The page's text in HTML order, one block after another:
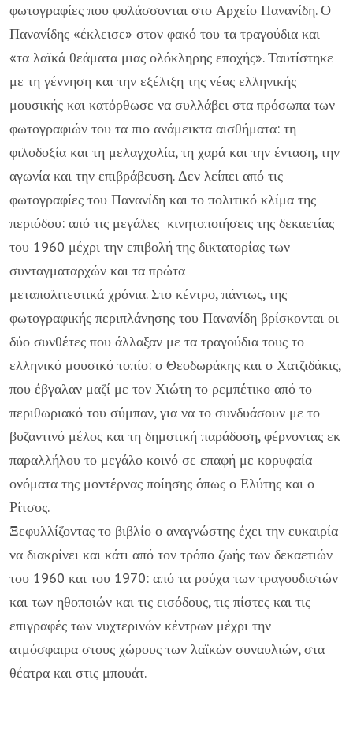
φωτογραφίες που φυλάσσονται στο Αρχείο Πανανίδη. Ο
Πανανίδης «έκλεισε» στον φακό του τα τραγούδια και
«τα λαϊκά θεάματα μιας ολόκληρης εποχής». Ταυτίστηκε
με τη γέννηση και την εξέλιξη της νέας ελληνικής
μουσικής και κατόρθωσε να συλλάβει στα πρόσωπα των
φωτογραφιών του τα πιο ανάμεικτα αισθήματα: τη
φιλοδοξία και τη μελαγχολία, τη χαρά και την ένταση, την
αγωνία και την επιβράβευση. Δεν λείπει από τις
φωτογραφίες του Πανανίδη και το πολιτικό κλίμα της
περιόδου: από τις μεγάλες κινητοποιήσεις της δεκαετίας
του 1960 μέχρι την επιβολή της δικτατορίας των
συνταγματαρχών και τα πρώτα
μεταπολιτευτικά χρόνια. Στο κέντρο, πάντως, της
φωτογραφικής περιπλάνησης του Πανανίδη βρίσκονται οι
δύο συνθέτες που άλλαξαν με τα τραγούδια τους το
ελληνικό μουσικό τοπίο: ο Θεοδωράκης και ο Χατζιδάκις,
που έβγαλαν μαζί με τον Χιώτη το ρεμπέτικο από το
περιθωριακό του σύμπαν, για να το συνδυάσουν με το
βυζαντινό μέλος και τη δημοτική παράδοση, φέρνοντας εκ
παραλλήλου το μεγάλο κοινό σε επαφή με κορυφαία
ονόματα της μοντέρνας ποίησης όπως ο Ελύτης και ο
Ρίτσος.
Ξεφυλλίζοντας το βιβλίο ο αναγνώστης έχει την ευκαιρία
να διακρίνει και κάτι από τον τρόπο ζωής των δεκαετιών
του 1960 και του 1970: από τα ρούχα των τραγουδιστών
και των ηθοποιών και τις εισόδους, τις πίστες και τις
επιγραφές των νυχτερινών κέντρων μέχρι την
ατμόσφαιρα στους χώρους των λαϊκών συναυλιών, στα
θέατρα και στις μπουάτ.